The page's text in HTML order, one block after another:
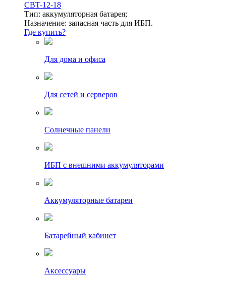
CBT-12-18
Тип: аккумуляторная батарея;
Назначение: запасная часть для ИБП.
Где купить?
Для дома и офиса
Для сетей и серверов
Солнечные панели
ИБП с внешними аккумуляторами
Аккумуляторные батареи
Батарейный кабинет
Аксессуары